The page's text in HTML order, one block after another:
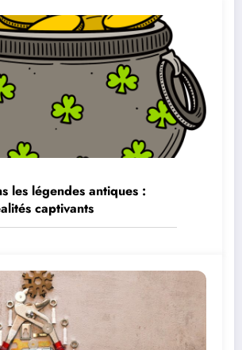
les légendes antiques :
captivants